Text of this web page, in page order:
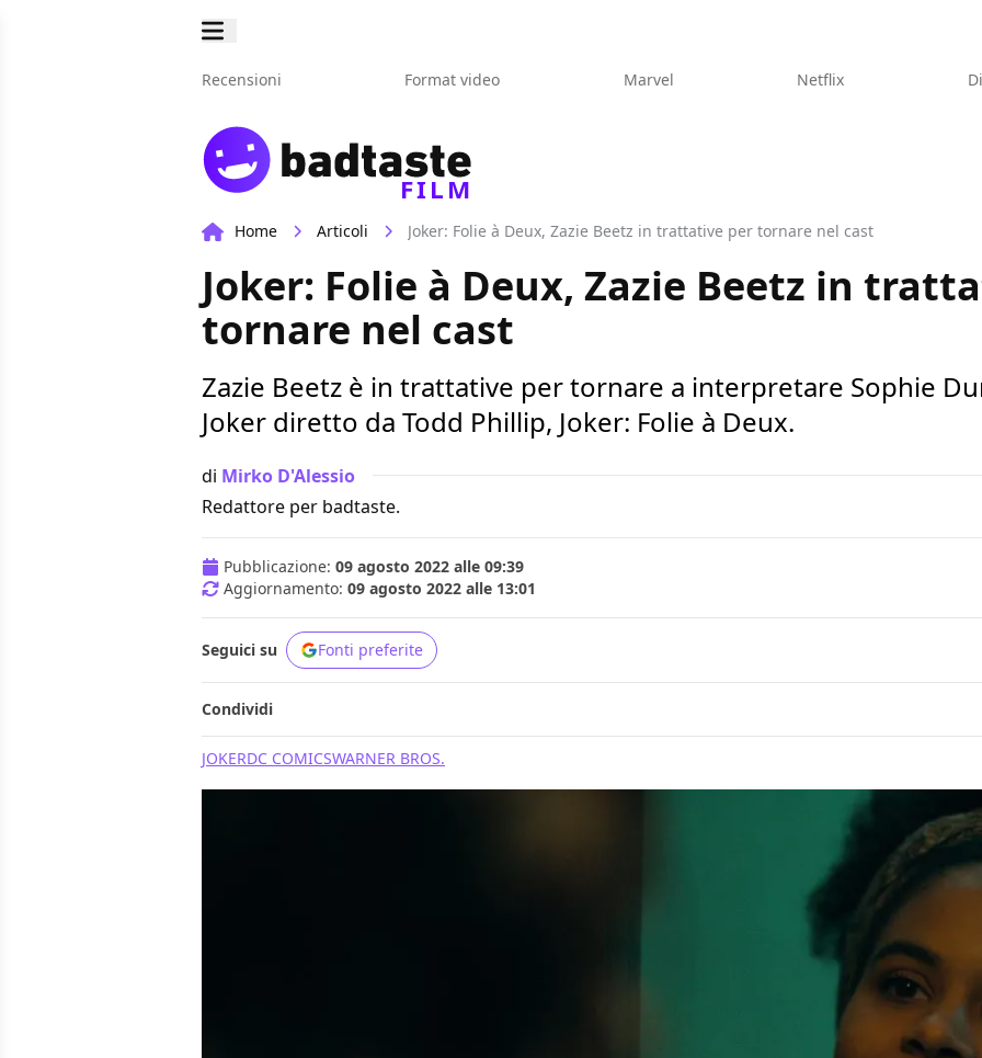
Recensioni Format video Marvel Netflix
FILM
Home Articoli Joker: Folie à Deux, Zazie Beetz in trattative per tornare nel cast
Joker: Folie à Deux, Zazie Beetz in
tornare nel cast
Zazie Beetz è in trattative per tornare a interpretare Sophie
Joker diretto da Todd Phillip, Joker: Folie à Deux.
di Mirko D'Alessio
Redattore per badtaste.
Pubblicazione: 09 agosto 2022 alle 09:39
Aggiornamento: 09 agosto 2022 alle 13:01
Seguici su Fonti preferite
Condividi
JOKERDC COMICSWARNER BROS.